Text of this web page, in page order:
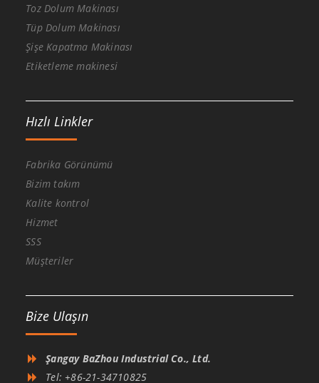
Toz Dolum Makinası
Tüp Dolum Makinası
Şişe Kapatma Makinası
Etiketleme makinesi
Hızlı Linkler
Fabrika Görünümü
Bizim takım
Kalite kontrol
Hizmet
SSS
Müşteriler
Bize Ulaşın
Şangay BaZhou Industrial Co., Ltd.
Tel: +86-21-34710825